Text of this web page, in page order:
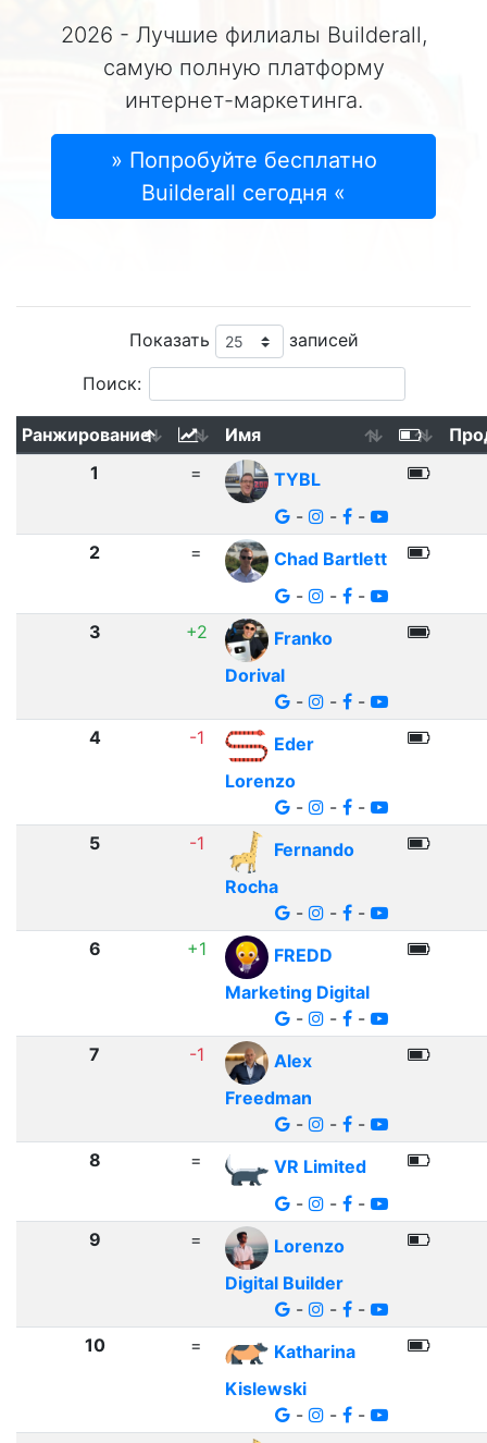
2026 - Лучшие филиалы Builderall,
самую полную платформу
интернет-маркетинга.
» Попробуйте бесплатно
Builderall сегодня «
Показать записей
Поиск:
Ранжирование Имя
1
=
TYBL
-
-
-
2
=
Chad Bartlett
-
-
-
3
+2
Franko
Dorival
-
-
-
4
-1
Eder
Lorenzo
-
-
-
5
-1
Fernando
Rocha
-
-
-
6
+1
FREDD
Marketing Digital
-
-
-
7
-1
Alex
Freedman
-
-
-
8
=
VR Limited
-
-
-
9
=
Lorenzo
Digital Builder
-
-
-
10
=
Katharina
Kislewski
-
-
-